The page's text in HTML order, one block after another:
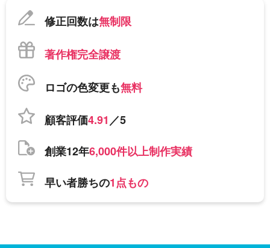
修正回数は無制限
著作権完全譲渡
ロゴの色変更も無料
顧客評価4.91／5
創業12年6,000件以上制作実績
早い者勝ちの1点もの